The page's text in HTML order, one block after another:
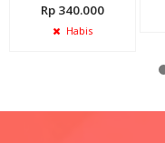
Rp 340.000
Habis